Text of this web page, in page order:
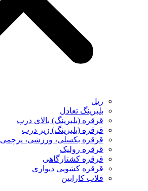
ریل
بلبرینگ تعادل
قرقره (بلبرینگ) بالای درب
قرقره (بلبرینگ) زیر درب
قرقره بکسلی، ورزشی، پرچمی
قرقره رولیک
قرقره کشتارگاهی
قرقره کشویی دیواری
قلاب کارابین